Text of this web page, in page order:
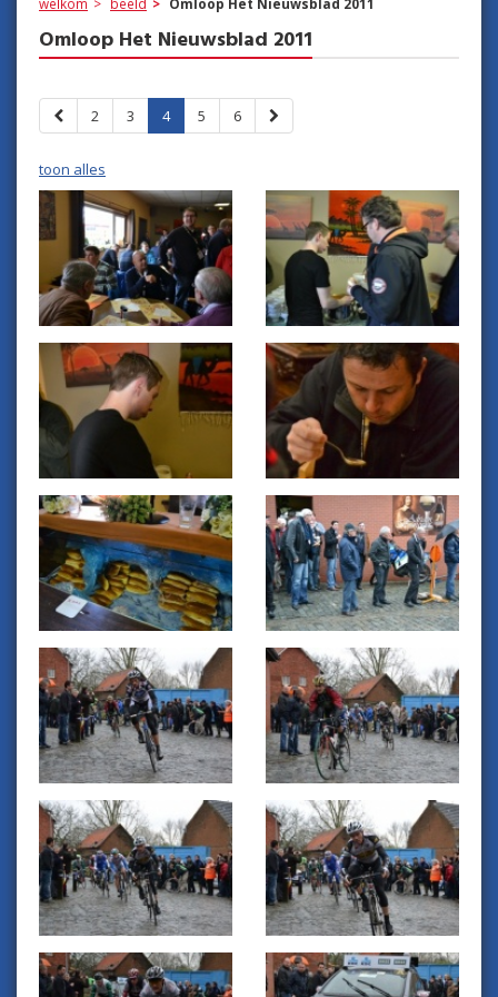
Omloop Het Nieuwsblad 2011
2 3 4 5 6
toon alles